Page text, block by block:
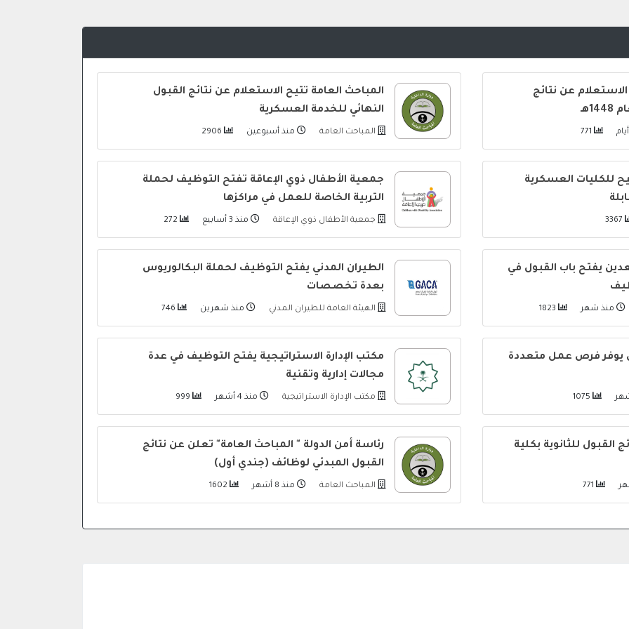
عن نتائج
المباحث العامة تتيح الاستعلام عن نتائج القبول
النهائي للخدمة العسكرية
المباحث العامة منذ أسبوعين
للكليات العسكرية
جمعية الأطفال ذوي الإعاقة تفتح التوظيف لحملة
التربية الخاصة للعمل في مراكزها
جمعية الأطفال ذوي الإعاقة منذ 3 أسابيع
يفتح باب القبول في
منذ شهر
الطيران المدني يفتح التوظيف لحملة البكالوريوس
بعدة تخصصات
الهيئة العامة للطيران المدني منذ شهرين
يوفر فرص عمل متعددة
مكتب الإدارة الاستراتيجية يفتح التوظيف في عدة
مجالات إدارية وتقنية
مكتب الإدارة الاستراتيجية منذ 4 أشهر
القبول للثانوية بكلية
رئاسة أمن الدولة " المباحث العامة" تعلن عن نتائج
القبول المبدئي لوظائف (جندي أول)
المباحث العامة منذ 8 أشهر